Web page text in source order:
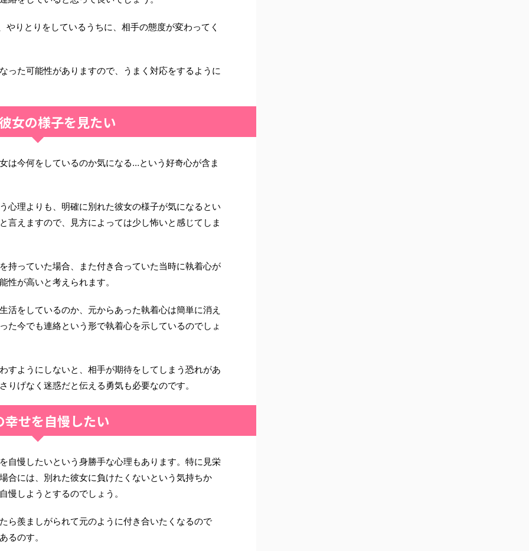
りとりをしているうちに、相手の態度が変わってく
った可能性がありますので、うまく対応をするように
女の様子を見たい
は今何をしているのか気になる…という好奇心が含ま
心理よりも、明確に別れた彼女の様子が気になるとい
言えますので、見方によっては少し怖いと感じてしま
持っていた場合、また付き合っていた当時に執着心が
性が高いと考えられます。
活をしているのか、元からあった執着心は簡単に消え
た今でも連絡という形で執着心を示しているのでしょ
すようにしないと、相手が期待をしてしまう恐れがあ
りげなく迷惑だと伝える勇気も必要なのです。
幸せを自慢したい
自慢したいという身勝手な心理もあります。特に見栄
合には、別れた彼女に負けたくないという気持ちか
慢しようとするのでしょう。
ら羨ましがられて元のように付き合いたくなるので
るのす。